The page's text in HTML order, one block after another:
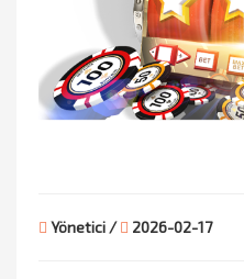
Yönetici / 2026-02-17